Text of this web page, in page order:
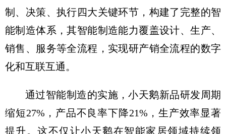
制、决策、执行四大关键环节，构建了完整的智
能制造体系，其智能制造能力覆盖设计、生产、
销售、服务等全流程，实现研产销全流程的数字
化和互联互通。
通过智能制造的实施，小天鹅新品研发周期
缩短27%，产品不良率下降21%，生产效率显著
提升。这不仅让小天鹅在智能家居领域持续领